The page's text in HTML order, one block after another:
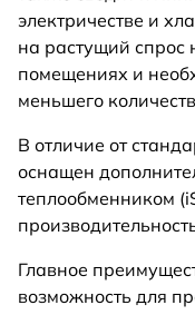
электричестве и
на растущий
помещениях и
меньшего
В отличие от
оснащен
теплообменником
Главное
возможность для